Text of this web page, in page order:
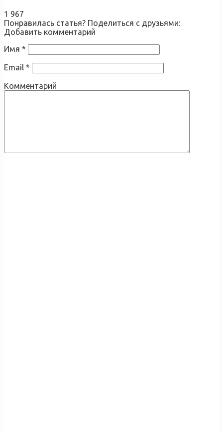
1 967
Понравилась статья? Поделиться с друзьями:
Добавить комментарий
Имя *
Email *
Комментарий